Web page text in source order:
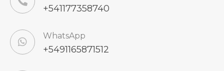
+541177358740
WhatsApp
+5491165871512